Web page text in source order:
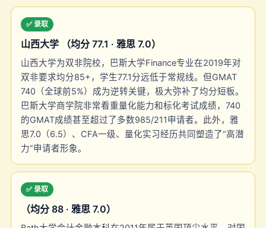
✅ 录取
山西大学 （均分 77.1 · 雅思 7.0）
山西大学为双非院校，巴斯大学Finance专业在2019年对
双非要求均分85+，学生77.1分远低于常规线。但GMAT
740（全球前5%）成为逆转关键，极大弥补了均分短板。
巴斯大学商学院非常看重量化能力和标化考试成绩，740
的GMAT成绩甚至超过了多数985/211申请者。此外，雅
思7.0（6.5）、CFA一级、量化实习经历共同塑造了“高潜
力”申请者形象。
✅ 录取
（均分 88 · 雅思 7.0）